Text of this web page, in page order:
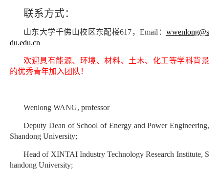
联系方式：
山东大学千佛山校区东配楼617，Email： wwenlong@s
du.edu.cn
欢迎具有能源、环境、材料、土木、化工等学科背景
的优秀青年加入团队！
Wenlong WANG, professor
Deputy Dean of School of Energy and Power Engineering,
Shandong University;
Head of XINTAI Industry Technology Research Institute, S
handong University;